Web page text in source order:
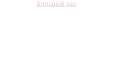
Большой зал